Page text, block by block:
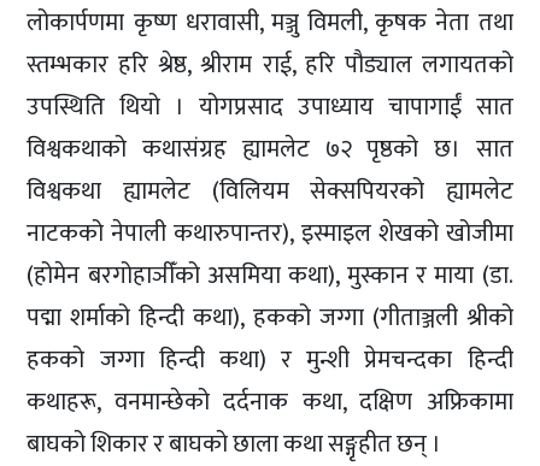
लोकार्पणमा कृष्ण धरावासी, मञ्जु विमली, कृषक नेता तथा
स्तम्भकार हरि श्रेष्ठ, श्रीराम राई, हरि पौड्याल लगायतको
उपस्थिति थियो । योगप्रसाद उपाध्याय चापागाईं सात
विश्वकथाको कथासंग्रह ह्यामलेट ७२ पृष्ठको छ। सात
विश्वकथा ह्यामलेट (विलियम सेक्सपियरको ह्यामलेट
नाटकको नेपाली कथारुपान्तर), इस्माइल शेखको खोजीमा
(होमेन बरगोहाञीँको असमिया कथा), मुस्कान र माया (डा.
पद्मा शर्माको हिन्दी कथा), हकको जग्गा (गीताञ्जली श्रीको
हकको जग्गा हिन्दी कथा) र मुन्शी प्रेमचन्दका हिन्दी
कथाहरू, वनमान्छेको दर्दनाक कथा, दक्षिण अफ्रिकामा
बाघको शिकार र बाघको छाला कथा सङ्गृहीत छन् ।